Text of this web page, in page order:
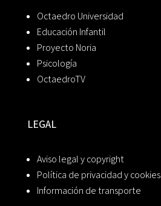
Octaedro Universidad
Educación Infantil
Proyecto Noria
Psicología
OctaedroTV
LEGAL
Aviso legal y copyright
Política de privacidad y cookies
Información de transporte